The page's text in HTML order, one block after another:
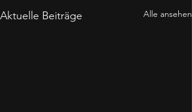
Aktuelle Beiträge Alle ansehen